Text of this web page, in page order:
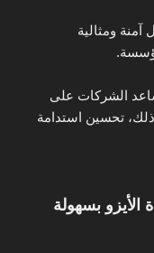
آمنة ومثالية
الشركات على
ذلك، تحسين استدامة
بسهولة